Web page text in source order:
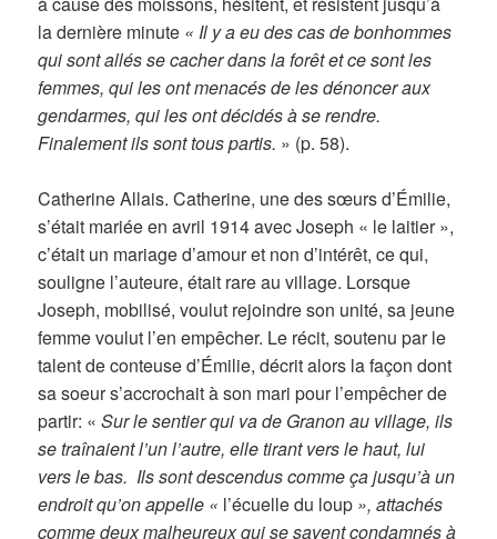
la dernière minute « Il y a eu des cas de bonhommes
qui sont allés se cacher dans la forêt et ce sont les
femmes, qui les ont menacés de les dénoncer aux
gendarmes, qui les ont décidés à se rendre.
Finalement ils sont tous partis. » (p. 58).
Catherine Allais. Catherine, une des sœurs d’Émilie,
s’était mariée en avril 1914 avec Joseph « le laitier »,
c’était un mariage d’amour et non d’intérêt, ce qui,
souligne l’auteure, était rare au village. Lorsque
Joseph, mobilisé, voulut rejoindre son unité, sa jeune
femme voulut l’en empêcher. Le récit, soutenu par le
talent de conteuse d’Émilie, décrit alors la façon dont
sa soeur s’accrochait à son mari pour l’empêcher de
partir: «Sur le sentier qui va de Granon au village, ils
se traînaient l’un l’autre, elle tirant vers le haut, lui
vers le bas. Ils sont descendus comme ça jusqu’à un
endroit qu’on appelle « l’écuelle du loup », attachés
comme deux malheureux qui se savent condamnés à